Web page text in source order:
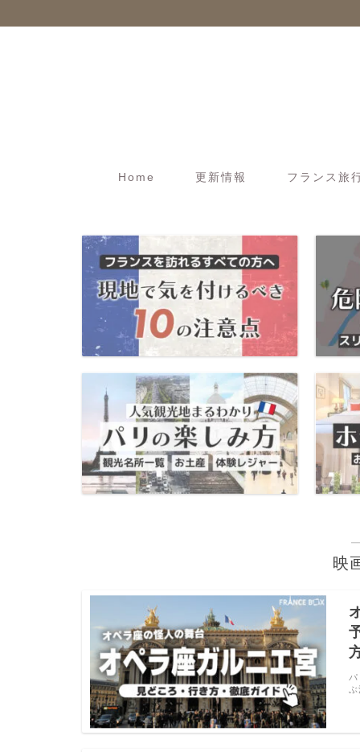
Home 更新情報 フランス旅
映